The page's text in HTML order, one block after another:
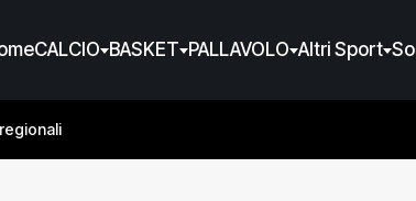
CALCIO BASKET PALLAVOLO Altri Sport